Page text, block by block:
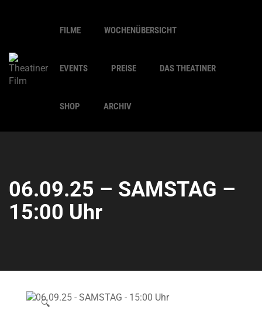
FILME WOCHENÜBERSICHT
EVENTS PREISE DAS THEATINER
SHOP ARCHIV
06.09.25 – SAMSTAG –
15:00 Uhr
🔍